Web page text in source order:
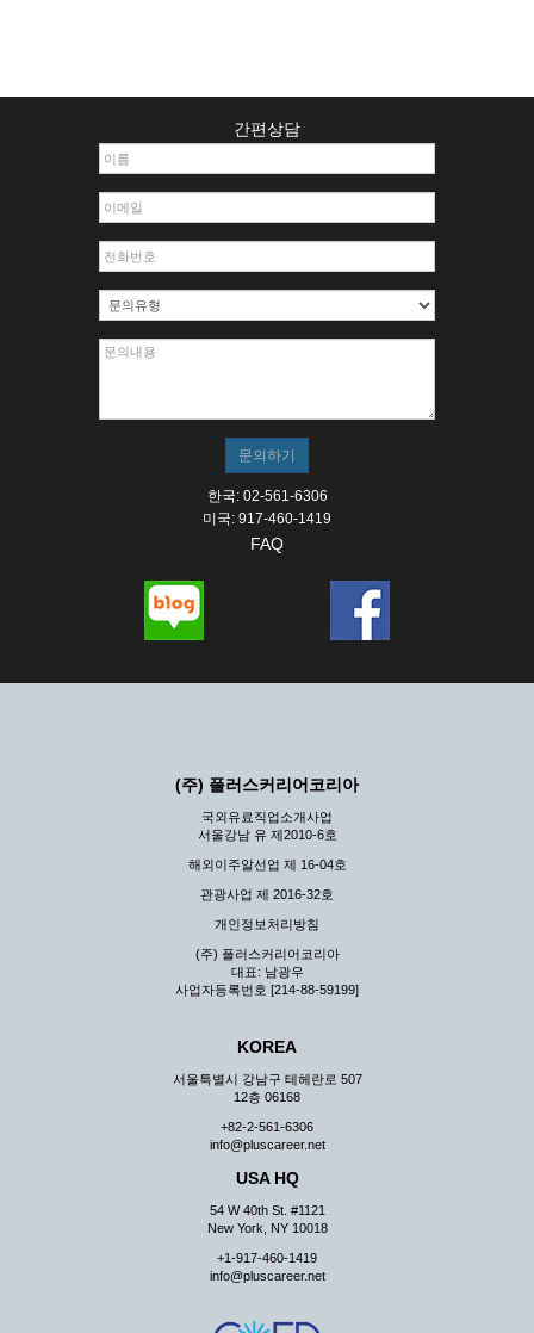
간편상담
한국: 02-561-6306
미국: 917-460-1419
FAQ
(주) 플러스커리어코리아
국외유료직업소개사업
서울강남 유 제2010-6호
해외이주알선업 제 16-04호
관광사업 제 2016-32호
개인정보처리방침
(주) 플러스커리어코리아
대표: 남광우
사업자등록번호 [214-88-59199]
KOREA
서울특별시 강남구 테헤란로 507
12층 06168
+82-2-561-6306
info@pluscareer.net
USA HQ
54 W 40th St. #1121
New York, NY 10018
+1-917-460-1419
info@pluscareer.net